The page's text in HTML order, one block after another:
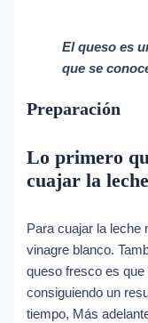
El queso es
que se
Preparación
Lo primero
cuajar la
Para cuajar la leche
vinagre blanco.
queso fresco es
consiguiendo un
tiempo, Más